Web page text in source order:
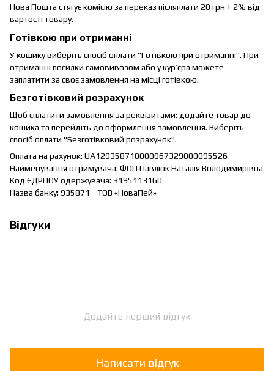
Нова Пошта стягує комісію за переказ післяплати 20 грн + 2% від
вартості товару.
Готівкою при отриманні
У кошику виберіть спосіб оплати "Готівкою при отриманні". При
отриманні посилки самовивозом або у кур’єра можете
заплатити за своє замовлення на місці готівкою.
Безготівковий розрахунок
Щоб сплатити замовлення за реквізитами: додайте товар до
кошика та перейдіть до оформлення замовлення. Виберіть
спосіб оплати "Безготівковий розрахунок".
Оплата на рахунок: UA129358710000067329000095526
Найменування отримувача: ФОП Павлюк Наталія Володимирівна
Код ЄДРПОУ одержувача: 3195113160
Назва банку: 935871 - ТОВ «НоваПей»
Відгуки
Додайте перший відгук
Написати відгук